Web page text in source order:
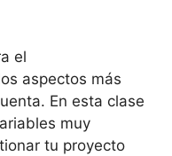
el
aspectos más
En esta clase
muy
tu proyecto